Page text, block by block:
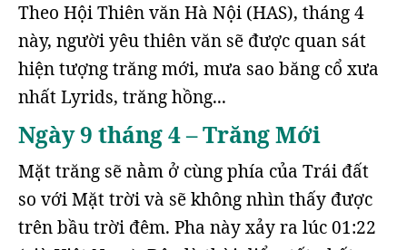
Theo Hội Thiên văn Hà Nội (HAS), tháng 4
này, người yêu thiên văn sẽ được quan sát
hiện tượng trăng mới, mưa sao băng cổ xưa
nhất Lyrids, trăng hồng...
Ngày 9 tháng 4 – Trăng Mới
Mặt trăng sẽ nằm ở cùng phía của Trái đất
so với Mặt trời và sẽ không nhìn thấy được
trên bầu trời đêm. Pha này xảy ra lúc 01:22